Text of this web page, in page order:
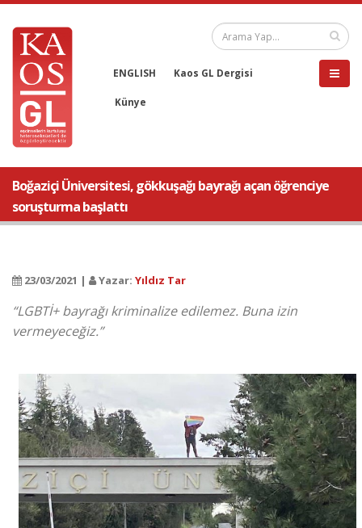
ENGLISH Kaos GL Dergisi
Künye
Boğaziçi Üniversitesi, gökkuşağı bayrağı açan öğrenciye
soruşturma başlattı
23/03/2021 | Yazar: Yıldız Tar
“LGBTİ+ bayrağı kriminalize edilemez. Buna izin
vermeyeceğiz.”